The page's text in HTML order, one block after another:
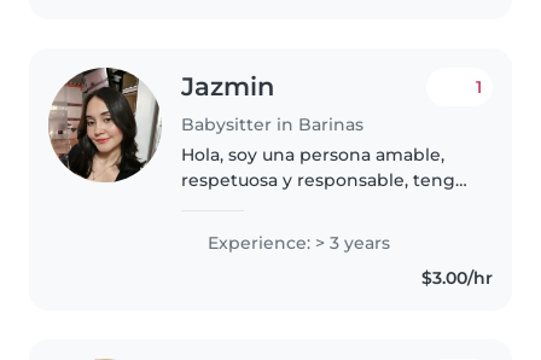
Jazmin
Babysitter in Barinas
1
Hola, soy una persona amable,
respetuosa y responsable, tengo
cuidando niños y para mí sería
un placer cuidar de tu bebé
Experience: > 3 years
$3.00/hr